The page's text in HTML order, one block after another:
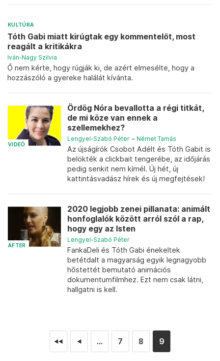
KULTÚRA
Tóth Gabi miatt kirúgtak egy kommentelőt, most
reagált a kritikákra
Iván-Nagy Szilvia
Ő nem kérte, hogy rúgják ki, de azért elmesélte, hogy a
hozzászóló a gyereke halálát kívánta.
VIDEÓ
Ördög Nóra bevallotta a régi titkát,
de mi köze van ennek a
szellemekhez?
Lengyel-Szabó Péter – Német Tamás
Az újságírók Csobot Adélt és Tóth Gabit is
belökték a clickbait tengerébe, az időjárás
pedig senkit nem kímél. Új hét, új
kattintásvadász hírek és új megfejtések!
AFTER
2020 legjobb zenei pillanata: animált
honfoglalók között arról szól a rap,
hogy egy az Isten
Lengyel-Szabó Péter
FankaDeli és Tóth Gabi énekeltek
betétdalt a magyarság egyik legnagyobb
hőstettét bemutató animációs
dokumentumfilmhez. Ezt nem csak látni,
hallgatni is kell.
◄◄ ◄ ... 7 8 9